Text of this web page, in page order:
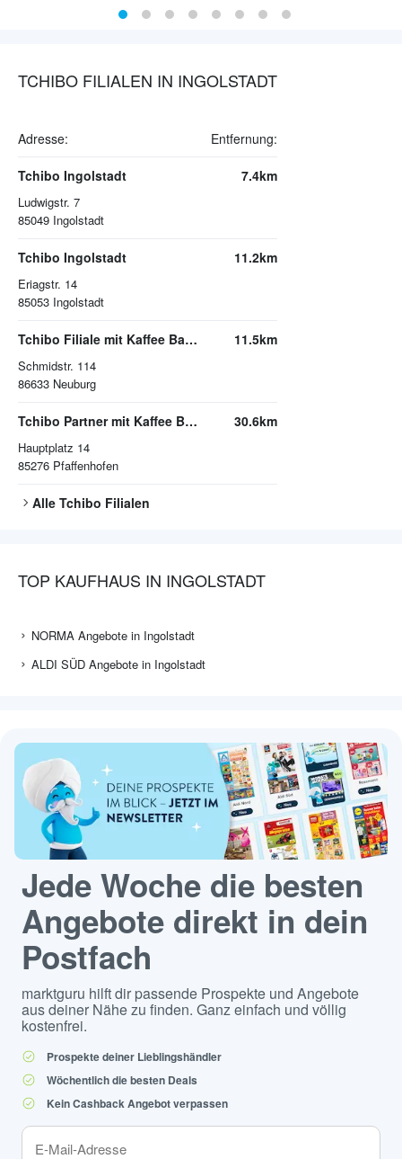
TCHIBO FILIALEN IN INGOLSTADT
Adresse: Entfernung:
Tchibo Ingolstadt
Ludwigstr. 7
85049 Ingolstadt
7.4km
Tchibo Ingolstadt
Eriagstr. 14
85053 Ingolstadt
11.2km
Tchibo Filiale mit Kaffee Bar Neuburg An Der Donau
Schmidstr. 114
86633 Neuburg
11.5km
Tchibo Partner mit Kaffee Bar Pfaffenhofen / Ilm
Hauptplatz 14
85276 Pfaffenhofen
30.6km
Alle Tchibo Filialen
TOP KAUFHAUS IN INGOLSTADT
NORMA Angebote in Ingolstadt
ALDI SÜD Angebote in Ingolstadt
Jede Woche die besten
Angebote direkt in dein
Postfach
marktguru hilft dir passende Prospekte und Angebote
aus deiner Nähe zu finden. Ganz einfach und völlig
kostenfrei.
Prospekte deiner Lieblingshändler
Wöchentlich die besten Deals
Kein Cashback Angebot verpassen